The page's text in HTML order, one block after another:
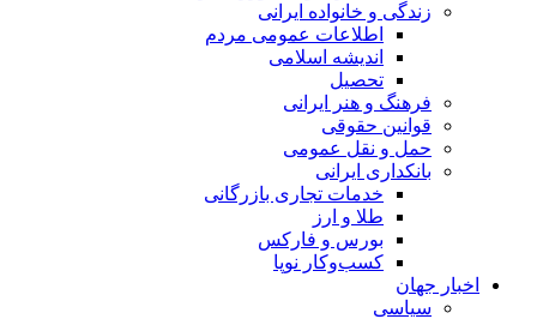
زندگی و خانواده ایرانی
اطلاعات عمومی مردم
اندیشه اسلامی
تحصیل
فرهنگ و هنر ایرانی
قوانین حقوقی
حمل و نقل عمومی
بانکداری ایرانی
خدمات تجاری بازرگانی
طلا و ارز
بورس و فارکس
کسب‌وکار نوپا
اخبار جهان
سیاسی